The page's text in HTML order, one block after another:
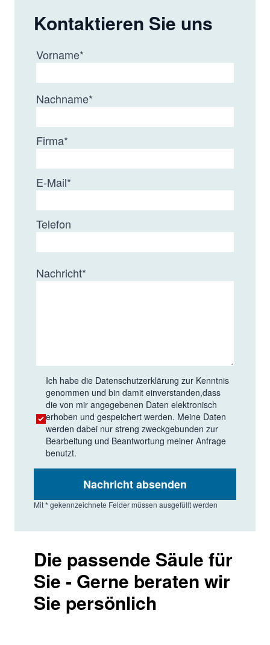
Kontaktieren Sie uns
Vorname*
Nachname*
Firma*
E-Mail*
Telefon
Nachricht*
Ich habe die Datenschutzerklärung zur Kenntnis
genommen und bin damit einverstanden,dass
die von mir angegebenen Daten elektronisch
erhoben und gespeichert werden. Meine Daten
werden dabei nur streng zweckgebunden zur
Bearbeitung und Beantwortung meiner Anfrage
benutzt.
Nachricht absenden
Mit * gekennzeichnete Felder müssen ausgefüllt werden
Die passende Säule für
Sie - Gerne beraten wir
Sie persönlich